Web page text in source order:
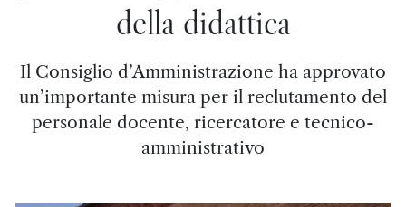
della didattica
Il Consiglio d’Amministrazione ha approvato
un’importante misura per il reclutamento del
personale docente, ricercatore e tecnico-
amministrativo